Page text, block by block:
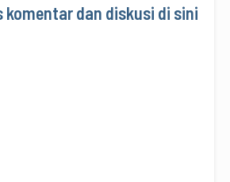
komentar dan diskusi di sini